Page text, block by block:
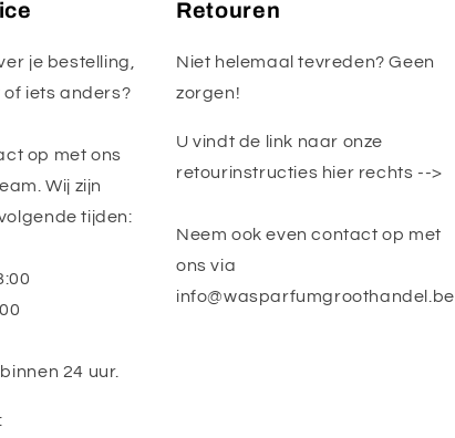
je bestelling,
iets anders?
op met ons
Wij zijn
tijden:
24 uur.
Retouren
Niet helemaal tevreden? Geen
zorgen!
U vindt de link naar onze
retourinstructies hier rechts -->
Neem ook even contact op met
ons via
info@wasparfumgroothandel.be